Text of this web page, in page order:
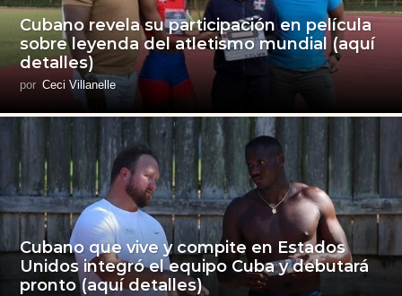
Cubano revela su participación en película
sobre leyenda del atletismo mundial (aquí
detalles)
por Ceci Villanelle
Cubano que vive y compite en Estados
Unidos integró el equipo Cuba y debutará
pronto (aquí detalles)